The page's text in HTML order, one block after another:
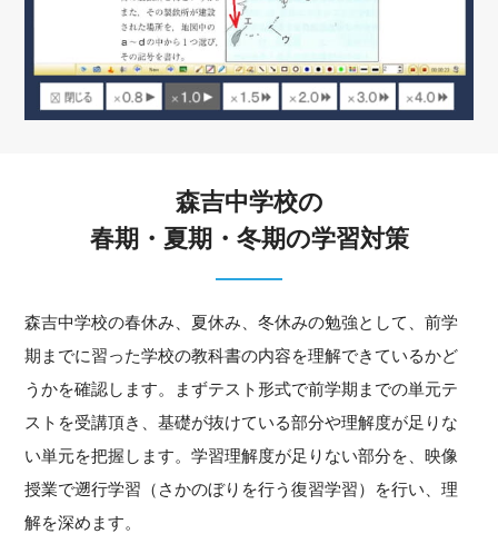
森吉中学校の
春期・夏期・冬期の学習対策
森吉中学校の春休み、夏休み、冬休みの勉強として、前学
期までに習った学校の教科書の内容を理解できているかど
うかを確認します。まずテスト形式で前学期までの単元テ
ストを受講頂き、基礎が抜けている部分や理解度が足りな
い単元を把握します。学習理解度が足りない部分を、映像
授業で遡行学習（さかのぼりを行う復習学習）を行い、理
解を深めます。